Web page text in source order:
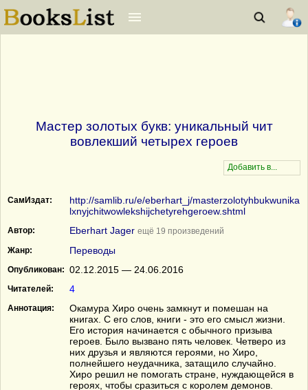
Мастер золотых букв: уникальный чит
вовлекший четырех героев
СамИздат:
http://samlib.ru/e/eberhart_j/masterzolotyhbukwunika
lxnyjchitwowlekshijchetyrehgeroew.shtml
Автор: Eberhart Jager ещё 19 произведений
Жанр:
Переводы
Опубликован: 02.12.2015 — 24.06.2016
Читателей: 4
Аннотация:
Окамура Хиро очень замкнут и помешан на
книгах. С его слов, книги - это его смысл жизни.
Его история начинается с обычного призыва
героев. Было вызвано пять человек. Четверо из
них друзья и являются героями, но Хиро,
полнейшего неудачника, затащило случайно.
Хиро решил не помогать стране, нуждающейся в
героях, чтобы сразиться с королем демонов.